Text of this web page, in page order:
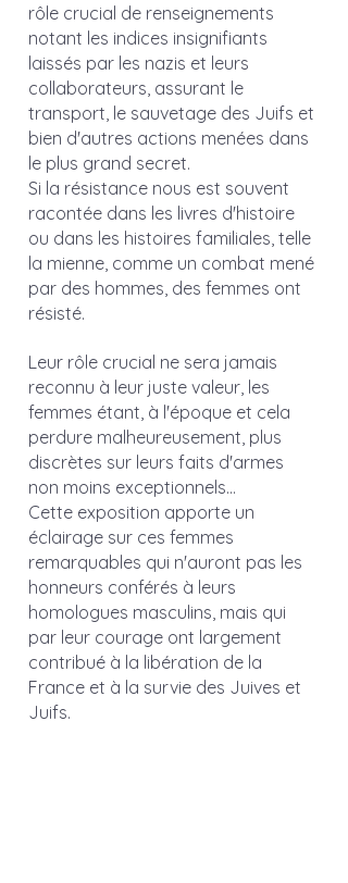
rôle crucial de renseignements
notant les indices insignifiants
laissés par les nazis et leurs
collaborateurs, assurant le
transport, le sauvetage des Juifs et
bien d'autres actions menées dans
le plus grand secret.
Si la résistance nous est souvent
racontée dans les livres d'histoire
ou dans les histoires familiales, telle
la mienne, comme un combat mené
par des hommes, des femmes ont
résisté.
Leur rôle crucial ne sera jamais
reconnu à leur juste valeur, les
femmes étant, à l'époque et cela
perdure malheureusement, plus
discrètes sur leurs faits d'armes
non moins exceptionnels…
Cette exposition apporte un
éclairage sur ces femmes
remarquables qui n'auront pas les
honneurs conférés à leurs
homologues masculins, mais qui
par leur courage ont largement
contribué à la libération de la
France et à la survie des Juives et
Juifs.